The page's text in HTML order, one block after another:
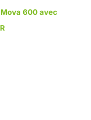
600 avec